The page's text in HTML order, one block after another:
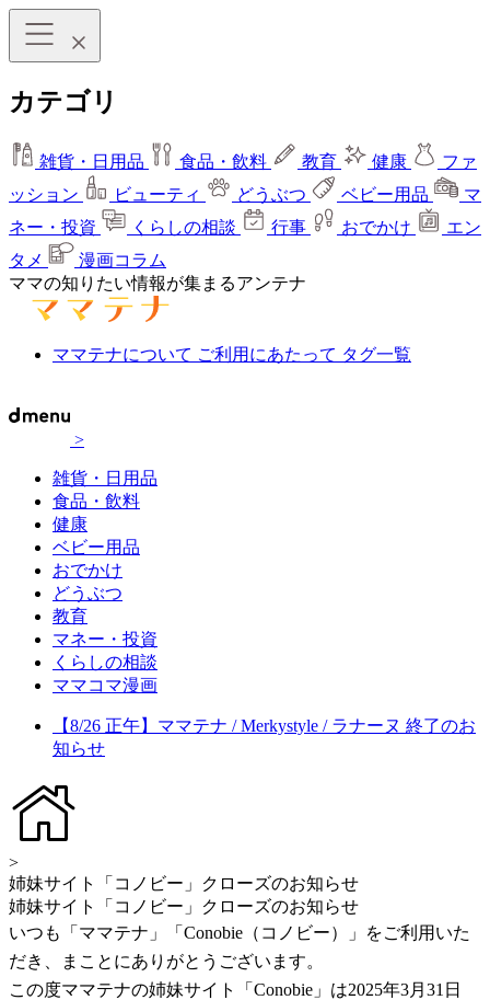
カテゴリ
雑貨・日用品 食品・飲料 教育 健康
ファ
ッション
ビューティ どうぶつ ベビー用品
マ
ネー・投資
くらしの相談 行事 おでかけ
エン
タメ
漫画コラム
ママの知りたい情報が集まるアンテナ
ママテナについて ご利用にあたって タグ一覧
>
雑貨・日用品
食品・飲料
健康
ベビー用品
おでかけ
どうぶつ
教育
マネー・投資
くらしの相談
ママコマ漫画
【8/26 正午】ママテナ / Merkystyle / ラナーヌ 終了のお
知らせ
>
姉妹サイト「コノビー」クローズのお知らせ
姉妹サイト「コノビー」クローズのお知らせ
いつも「ママテナ」「Conobie（コノビー）」をご利用いた
だき、まことにありがとうございます。
この度ママテナの姉妹サイト「Conobie」は2025年3月31日